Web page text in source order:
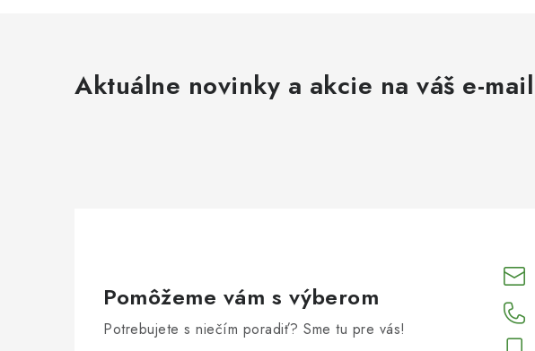
Aktuálne novinky a akcie na váš e-mail
Pomôžeme vám s výberom
Potrebujete s niečím poradiť? Sme tu pre vás!